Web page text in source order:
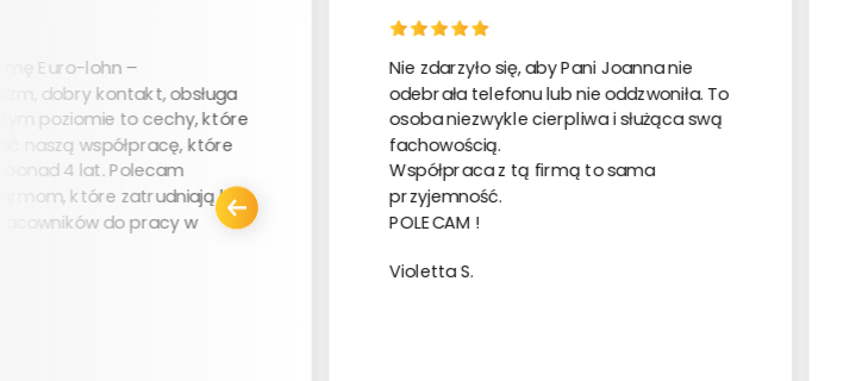
Euro-lohn –
dobry kontakt, obsługa
poziomie to cechy, które
naszą współpracę, które
4 lat. Polecam
które zatrudniają lub
do pracy w
Nie zdarzyło się, aby Pani Joanna nie
odebrała telefonu lub nie oddzwoniła. To
osoba niezwykle cierpliwa i służąca swą
fachowością.
Współpraca z tą firmą to sama
przyjemność.
POLECAM !
Violetta S.